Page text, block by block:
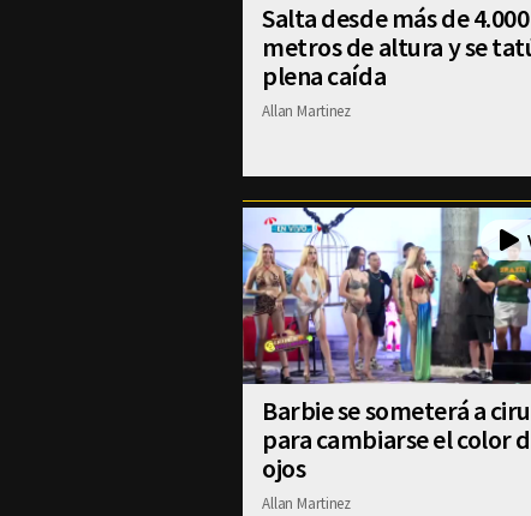
Salta desde más de 4.000
metros de altura y se
plena caída
Allan Martinez
Barbie se someterá a
para cambiarse el color
ojos
Allan Martinez